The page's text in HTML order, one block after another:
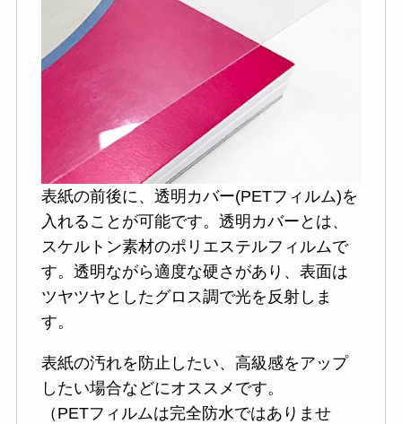
表紙の前後に、透明カバー(PETフィルム)を
入れることが可能です。透明カバーとは、
スケルトン素材のポリエステルフィルムで
す。透明ながら適度な硬さがあり、表面は
ツヤツヤとしたグロス調で光を反射しま
す。
表紙の汚れを防止したい、高級感をアップ
したい場合などにオススメです。
（PETフィルムは完全防水ではありませ